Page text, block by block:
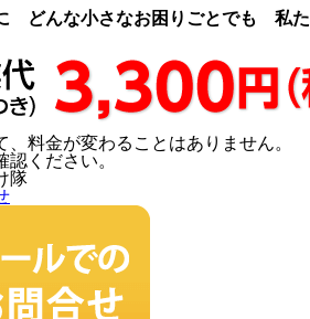
料金が変わることはありません。
認ください。